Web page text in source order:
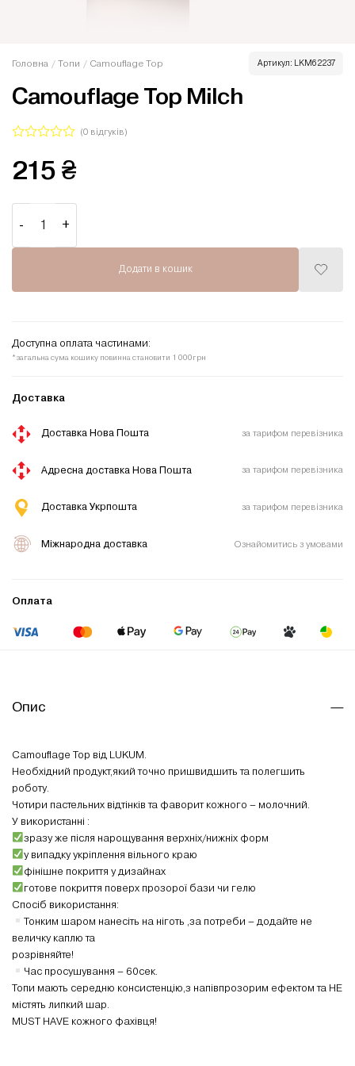
Головна / Топи / Camouflage Top Артикул: LKM62237
Camouflage Top Milch
в
0
5
(0відгуків)
215 ₴
Додати в кошик
Доступна оплата частинами:
*загальна сума кошику повинна становити 1 000грн
Доставка
Доставка Нова Пошта за тарифом перевізника
Адресна доставка Нова Пошта за тарифом перевізника
Доставка Укрпошта за тарифом перевізника
Міжнародна доставка Ознайомитись з умовами
Оплата
Опис
Camouflage Top від LUKUM.
Необхідний продукт,який точно пришвидшить та полегшить
роботу.
Чотири пастельних відтінків та фаворит кожного – молочний.
У використанні :
зразу же після нарощування верхніх/нижніх форм
у випадку укріплення вільного краю
фінішне покриття у дизайнах
готове покриття поверх прозорої бази чи гелю
Спосіб використання:
Тонким шаром нанесіть на ніготь ,за потреби – додайте не
величку каплю та
розрівняйте!
Час просушування – 60сек.
Топи мають середню консистенцію,з напівпрозорим ефектом та НЕ
містять липкий шар.
MUST HAVE кожного фахівця!